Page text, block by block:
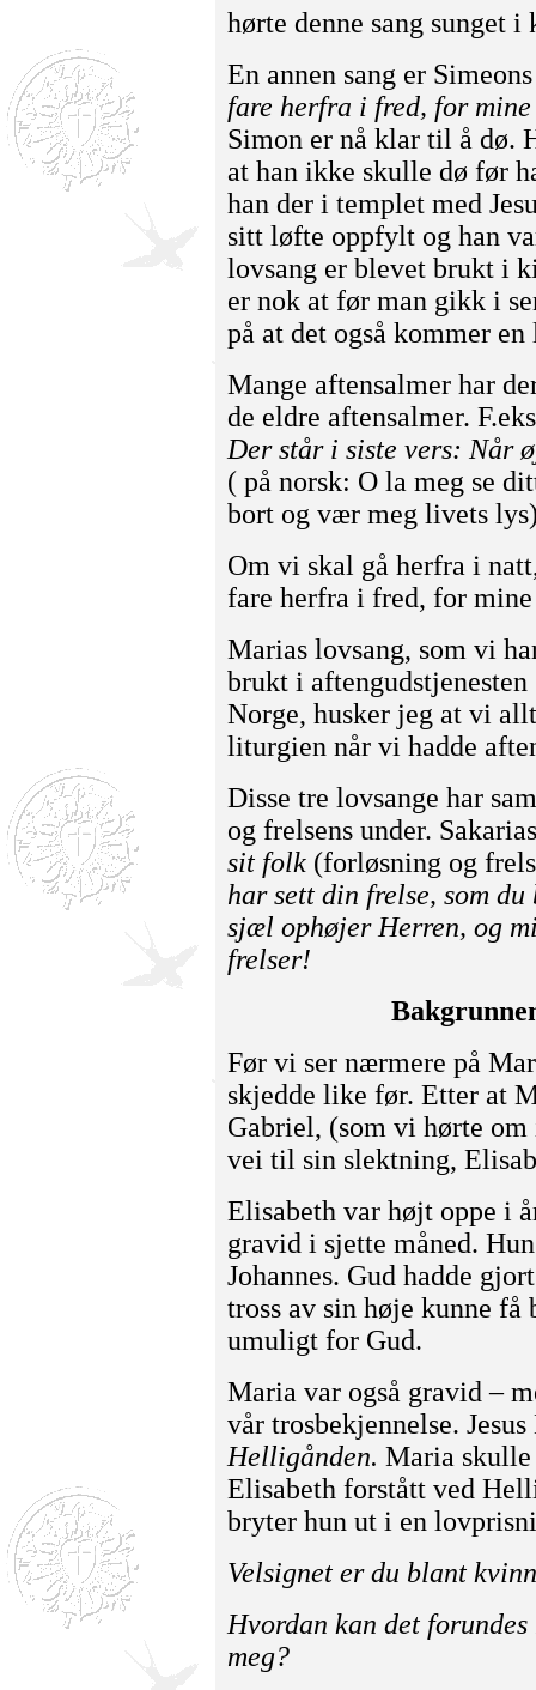
hørte denne sang sunget
En annen sang er
fare herfra i fred, for
Simon er nå klar til å dø.
at han ikke skulle dø før
han der i templet med
sitt løfte oppfylt og han
lovsang er blevet brukt i
er nok at før man gikk i
på at det også kommer
Mange aftensalmer har
de eldre aftensalmer.
Der står i siste vers: Når
( på norsk: O la meg se
bort og vær meg livets
Om vi skal gå herfra i
fare herfra i fred, for
Marias lovsang, som vi
brukt i
Norge, husker jeg at vi
liturgien når vi hadde
Disse tre lovsange har
og frelsens under.
sit folk (forløsning og
har sett din frelse, som
sjæl ophøjer Herren, og
frelser!
Før vi ser nærmere på
skjedde like før. Etter at
Gabriel, (som vi hørte
vei til sin slektning,
Elisabeth var højt oppe i
gravid i sjette måned.
Johannes. Gud hadde
tross av sin høje kunne få
umuligt for Gud.
Maria var også gravid –
vår trosbekjennelse.
Helligånden. Maria
Elisabeth forstått ved
bryter hun ut i en
Velsignet er du blant
Hvordan kan det
meg?